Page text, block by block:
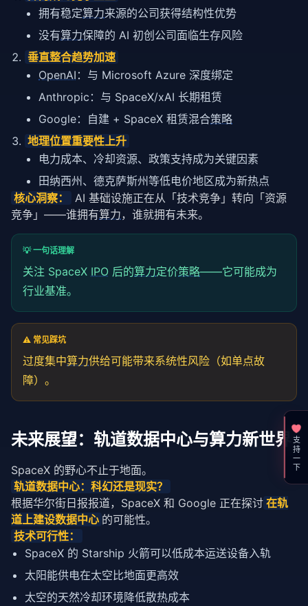
拥有稳定算力来源的公司获得结构性优势
没有算力保障的 AI 初创公司面临生存风险
垂直整合趋势加速
OpenAI ：与 Microsoft Azure 深度绑定
Anthropic：与 SpaceX/xAI 长期租赁
Google：自建 + SpaceX 租赁混合策略
地理位置重要性上升
电力成本、冷却资源、政策支持成为关键因素
田纳西州、德克萨斯州等低电价地区成为新热点
核心洞察：
AI 基础设施正在从「技术竞争」转向「资源
竞争」——谁拥有算力，谁就拥有未来。
💡 一句话理解
关注 SpaceX IPO 后的算力定价策略——它可能成为
行业基准。
⚠️ 常见踩坑
过度集中算力供给可能带来系统性风险（如单点故
障）。
未来展望：轨道数据中心与算力新世界
SpaceX 的野心不止于地面。
轨道数据中心：科幻还是现实？
根据华尔街日报报道，SpaceX 和 Google 正在探讨 在轨
道上建设数据中心 的可能性。
技术可行性：
SpaceX 的 Starship 火箭可以低成本运送设备入轨
太阳能供电在太空比地面更高效
太空的天然冷却环境降低散热成本
支持一下